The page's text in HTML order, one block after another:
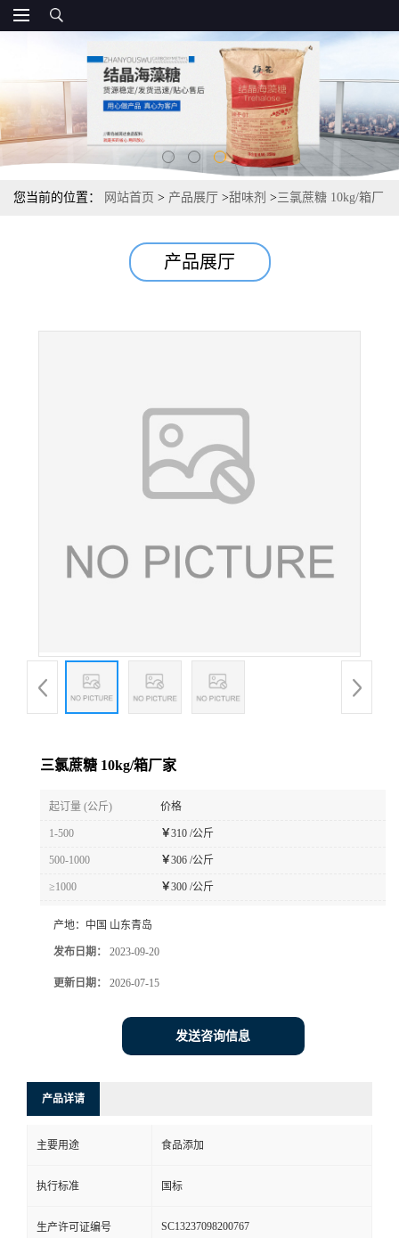
您当前的位置： 网站首页 > 产品展厅 >甜味剂 >三氯蔗糖 10kg/箱厂
产品展厅
三氯蔗糖 10kg/箱厂家
起订量 (公斤) 价格
1-500 ￥310 /公斤
500-1000 ￥306 /公斤
≥1000 ￥300 /公斤
产地： 中国 山东青岛
发布日期： 2023-09-20
更新日期： 2026-07-15
发送咨询信息
产品详请
主要用途 食品添加
执行标准 国标
生产许可证编号 SC13237098200767